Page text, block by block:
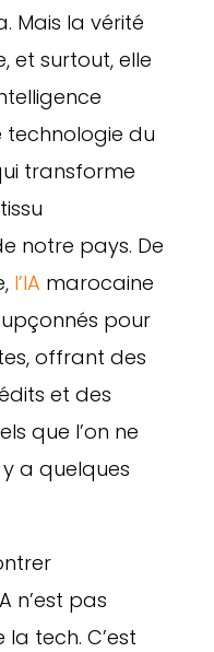
Mais la vérité
et surtout, elle
technologie du
transforme
notre pays. De
l’IA marocaine
pour
offrant des
et des
que l’on ne
a quelques
n’est pas
tech. C’est